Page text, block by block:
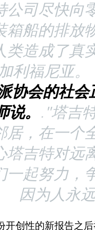
公司尽快向
箱船的排放
类造成了真
利福尼亚。
协会的社会
说。 ."塔吉
居，在一个
塔吉特对远
一起努力，
因为人永
开创性的新报告之